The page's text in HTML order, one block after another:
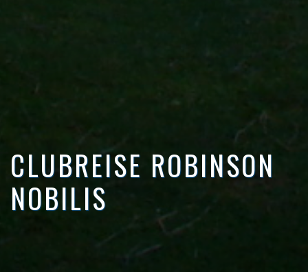
CLUBREISE ROBINSON
NOBILIS